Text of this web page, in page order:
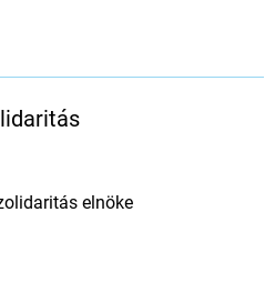
elnöke